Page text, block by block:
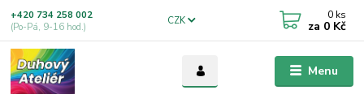
Menu
CZK
+420 734 258 002
(Po-Pá, 9-16 hod.)
0 ks
za 0 Kč